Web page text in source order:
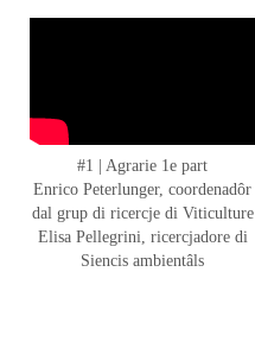
#1 | Agrarie 1e part
Enrico Peterlunger, coordenadôr
dal grup di ricercje di Viticulture
Elisa Pellegrini, ricercjadore di
Siencis ambientâls